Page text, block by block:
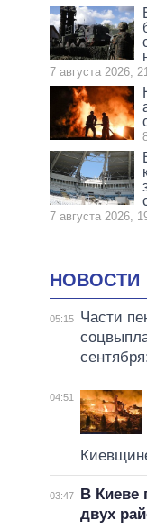
7 августа 2026,
7 августа 2026,
НОВОСТИ
05:15
Части
04:51
03:47
В Киеве
двух